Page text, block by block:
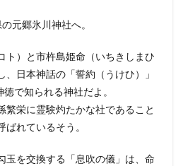
元郷氷川神社へ。
ト）と市杵島姫命（いちきしまひ
日本神話の「誓約（うけひ）」
で知られる神社だよ。
繁栄に霊験灼たかな社であること
れているそう。
玉を交換する「息吹の儀」は、命